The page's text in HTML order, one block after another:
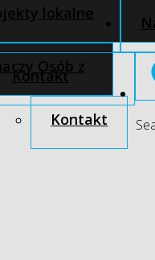
lokalne
Osób z
Kontakt
Kontakt